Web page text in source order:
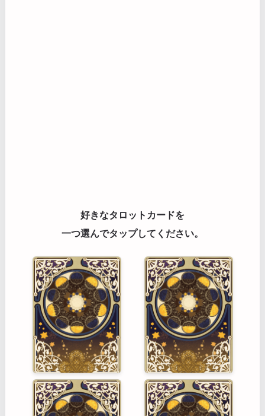
好きなタロットカードを
一つ選んでタップしてください。